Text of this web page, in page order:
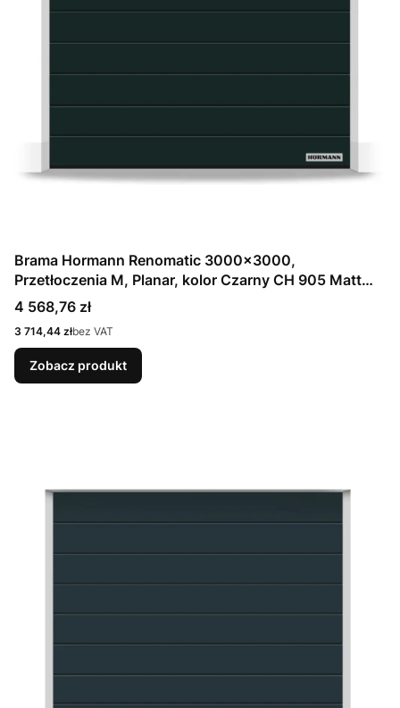
Brama Hormann Renomatic 3000x3000,
Przetłoczenia M, Planar, kolor Czarny CH 905 Matt
deluxe + Prowadzenie N
Cena
4 568,76 zł
Cena
3 714,44 złbez VAT
Zobacz produkt